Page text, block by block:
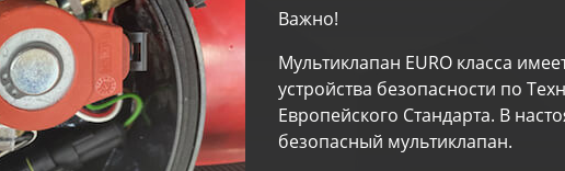
Важно!
Мультиклапан EURO класса
устройства безопасности по
Европейского Стандарта. В
безопасный мультиклапан.